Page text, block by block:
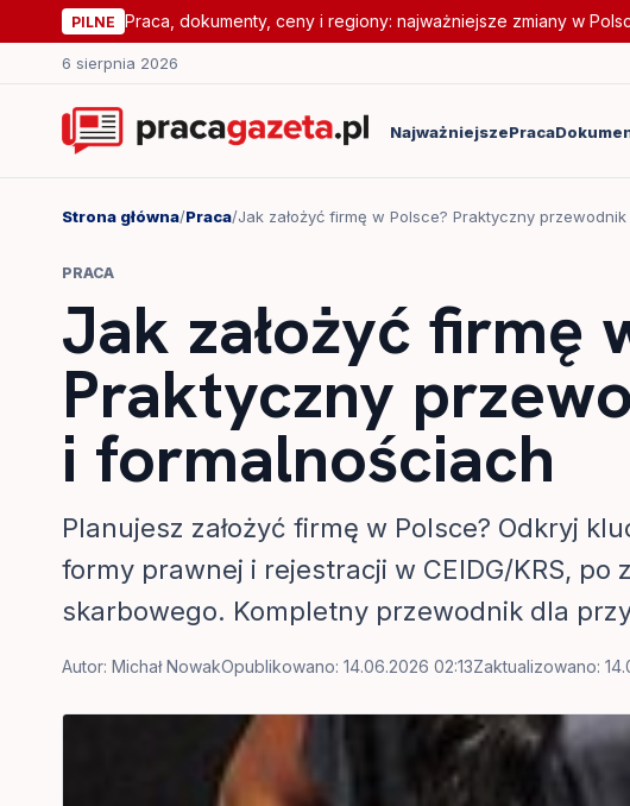
PILNE Praca, dokumenty, ceny i regiony: najważniejsze zmiany w
6 sierpnia 2026
NajważniejszePraca
Strona główna/Praca/Jak założyć firmę w Polsce? Praktyczny
PRACA
Jak założyć firmę
Praktyczny
i formalnościach
Planujesz założyć firmę w Polsce? Odkryj
formy prawnej i rejestracji w CEIDG/KRS, po
skarbowego. Kompletny przewodnik dla
Autor: Michał NowakOpublikowano: 14.06.2026 02:13Zaktualizowano: